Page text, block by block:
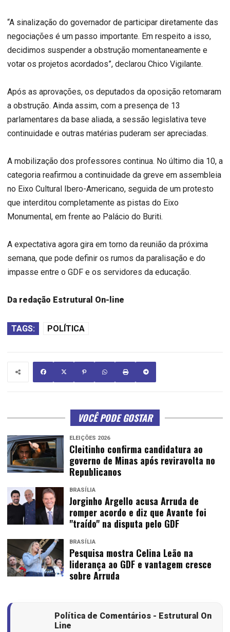
“A sinalização do governador de participar diretamente das
negociações é um passo importante. Em respeito a isso,
decidimos suspender a obstrução momentaneamente e
votar os projetos acordados”, declarou Chico Vigilante.
Após as aprovações, os deputados da oposição retomaram
a obstrução. Ainda assim, com a presença de 13
parlamentares da base aliada, a sessão legislativa teve
continuidade e outras matérias puderam ser apreciadas.
A mobilização dos professores continua. No último dia 10, a
categoria reafirmou a continuidade da greve em assembleia
no Eixo Cultural Ibero-Americano, seguida de um protesto
que interditou completamente as pistas do Eixo
Monumental, em frente ao Palácio do Buriti.
A expectativa agora gira em torno da reunião da próxima
semana, que pode definir os rumos da paralisação e do
impasse entre o GDF e os servidores da educação.
Da redação Estrutural On-line
TAGS: POLÍTICA
VOCÊ PODE GOSTAR
ELEIÇÕES 2026
Cleitinho confirma candidatura ao
governo de Minas após reviravolta no
Republicanos
BRASÍLIA
Jorginho Argello acusa Arruda de
romper acordo e diz que Avante foi
"traído" na disputa pelo GDF
BRASÍLIA
Pesquisa mostra Celina Leão na
liderança ao GDF e vantagem cresce
sobre Arruda
Política de Comentários - Estrutural On
Line